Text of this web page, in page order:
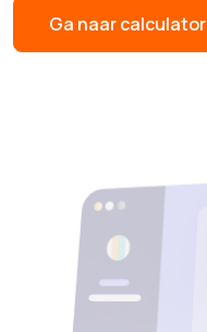
Ga naar calculator